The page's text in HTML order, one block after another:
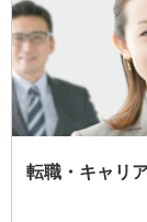
転職・キャリ